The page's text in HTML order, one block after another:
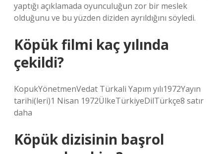
yaptığı açıklamada oyunculuğun zor bir meslek
olduğunu ve bu yüzden diziden ayrıldığını söyledi.
Köpük filmi kaç yılında
çekildi?
KopukYönetmenVedat Türkali Yapım yılı1972Yayın
tarihi(leri)1 Nisan 1972ÜlkeTürkiyeDilTürkçe8 satır
daha
Köpük dizisinin başrol